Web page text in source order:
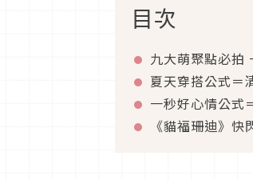
目次
九大萌聚點必拍
夏天穿搭公式＝
一秒好心情公式
《貓福珊迪》